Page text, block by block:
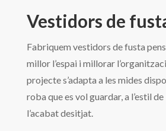
Vestidors de
Fabriquem vestidors de fusta
millor l’espai i millorar
projecte s’adapta a les mides
roba que es vol guardar, a l’estil
l’acabat desitjat.